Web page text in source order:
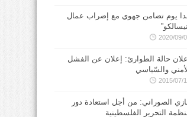
يوم تضامن جهوي مع إضراب عمال
2020/09/
إعلان حالة الطوارئ: إعلان عن الفشل
الأمني والسّياسي
2015/07/
الصوراني: من أجل استعادة دور
التحرير الفلسطينية